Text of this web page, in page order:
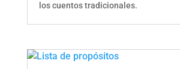
los cuentos tradicionales.